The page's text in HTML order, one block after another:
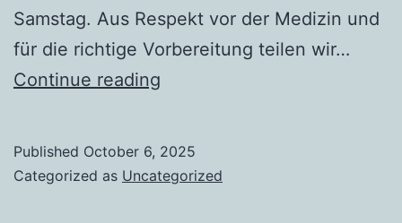
Samstag. Aus Respekt vor der Medizin und
für die richtige Vorbereitung teilen wir…
Continue reading
Rereat
Published October 6, 2025
Categorized as Uncategorized